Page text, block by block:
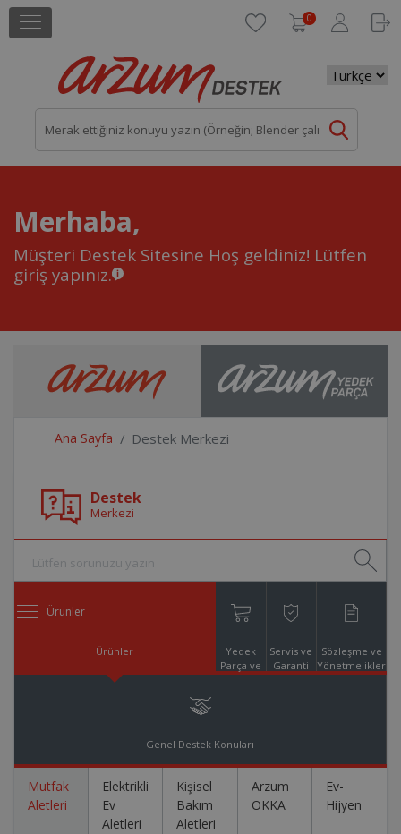
0
Merhaba,
Müşteri Destek Sitesine Hoş geldiniz! Lütfen
giriş yapınız.
Ana Sayfa Destek Merkezi
Destek
Merkezi
Ürünler
Ürünler
Yedek
Parça ve
Servis ve
Garanti
Sözleşme ve
Yönetmelikler
Genel Destek Konuları
Mutfak
Aletleri
Elektrikli
Ev
Aletleri
Kişisel
Bakım
Aletleri
Arzum
OKKA
Ev-
Hijyen